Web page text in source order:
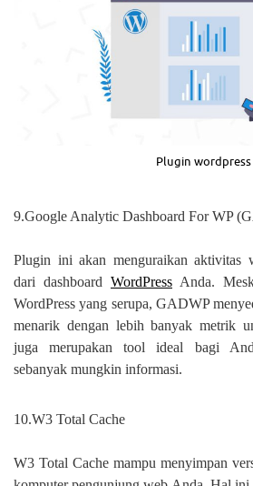
Plugin wordpress
9.Google Analytic Dashboard For WP
Plugin ini akan menguraikan aktivitas
dari dashboard WordPress Anda.
WordPress yang serupa, GADWP
menarik dengan lebih banyak metrik
juga merupakan tool ideal bagi
sebanyak mungkin informasi.
10.W3 Total Cache
W3 Total Cache mampu menyimpan